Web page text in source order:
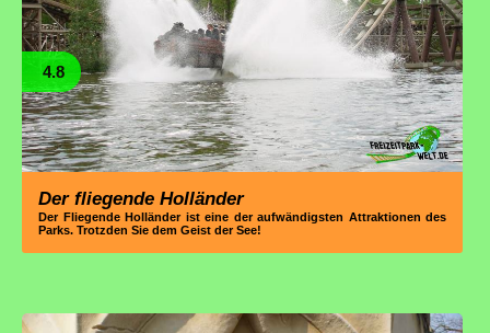
4.8
Der fliegende Holländer
Der Fliegende Holländer ist eine der aufwändigsten Attraktionen des
Parks. Trotzden Sie dem Geist der See!